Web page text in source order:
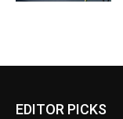
EDITOR PICKS